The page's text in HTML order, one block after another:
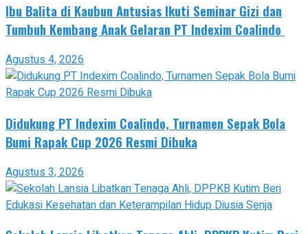
Ibu Balita di Kaubun Antusias Ikuti Seminar Gizi dan
Tumbuh Kembang Anak Gelaran PT Indexim Coalindo
Agustus 4, 2026
Didukung PT Indexim Coalindo, Turnamen Sepak Bola
Bumi Rapak Cup 2026 Resmi Dibuka
Agustus 3, 2026